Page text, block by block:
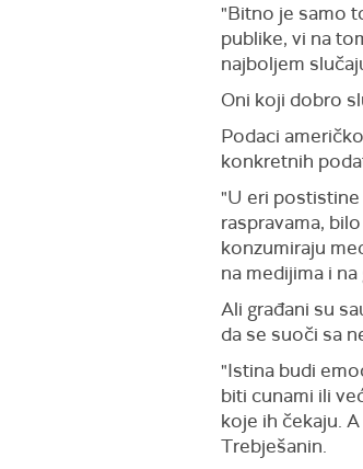
"Bitno je samo
publike, vi na
najboljem
Oni koji dobro
Podaci
konkretnih
"U eri postistine
raspravama,
konzumiraju
na medijima i
Ali građani su
da se suoči sa
"Istina budi
biti cunami ili
koje ih čekaju.
Trebješanin.